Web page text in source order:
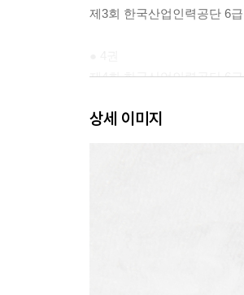
제3회 한국산업인력공단 6급
제4회 한국산업인력공단 6급
● 5권
상세 이미지